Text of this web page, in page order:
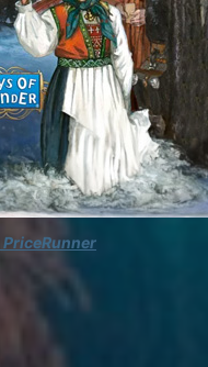
PriceRunner